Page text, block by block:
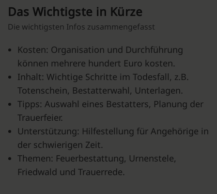
Das Wichtigste in Kürze
Die wichtigsten Infos zusammengefasst
Kosten: Organisation und Durchführung
können mehrere hundert Euro kosten.
Inhalt: Wichtige Schritte im Todesfall, z.B.
Totenschein, Bestatterwahl, Unterlagen.
Tipps: Auswahl eines Bestatters, Planung der
Trauerfeier.
Unterstützung: Hilfestellung für Angehörige in
der schwierigen Zeit.
Themen: Feuerbestattung, Urnenstele,
Friedwald und Trauerrede.